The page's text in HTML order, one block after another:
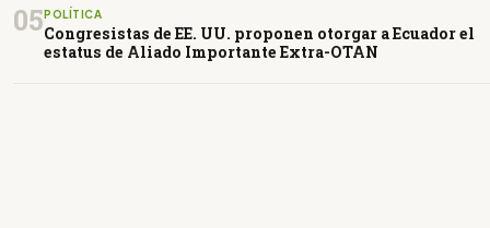
05 POLÍTICA
Congresistas de EE. UU. proponen otorgar a Ecuador el
estatus de Aliado Importante Extra-OTAN